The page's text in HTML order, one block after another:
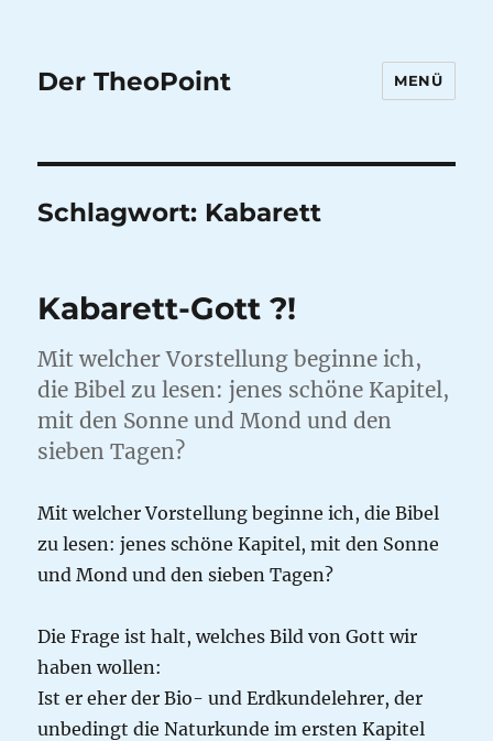
Der TheoPoint MENÜ
Schlagwort: Kabarett
Kabarett-Gott ?!
Mit welcher Vorstellung beginne ich,
die Bibel zu lesen: jenes schöne Kapitel,
mit den Sonne und Mond und den
sieben Tagen?
Mit welcher Vorstellung beginne ich, die Bibel
zu lesen: jenes schöne Kapitel, mit den Sonne
und Mond und den sieben Tagen?
Die Frage ist halt, welches Bild von Gott wir
haben wollen:
Ist er eher der Bio- und Erdkundelehrer, der
unbedingt die Naturkunde im ersten Kapitel